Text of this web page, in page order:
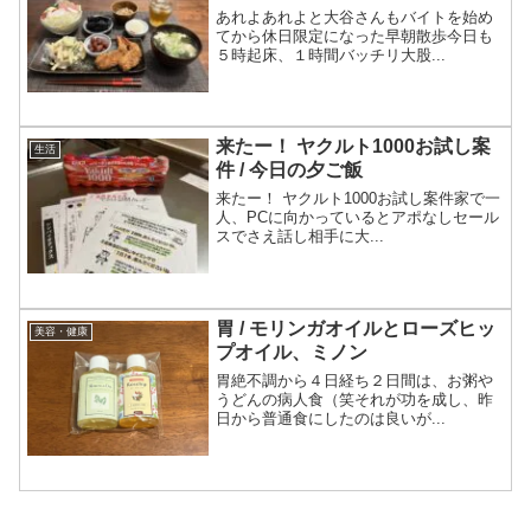
あれよあれよと大谷さんもバイトを始め
てから休日限定になった早朝散歩今日も
５時起床、１時間バッチリ大股...
生活
来たー！ ヤクルト1000お試し案
件 / 今日の夕ご飯
来たー！ ヤクルト1000お試し案件家で一
人、PCに向かっているとアポなしセール
スでさえ話し相手に大...
美容・健康
胃 / モリンガオイルとローズヒッ
プオイル、ミノン
胃絶不調から４日経ち２日間は、お粥や
うどんの病人食（笑それが功を成し、昨
日から普通食にしたのは良いが...